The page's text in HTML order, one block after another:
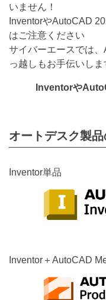
いません！
InventorやAutoCAD
はご注意ください
サイバーエースでは、
っ越しもお手伝いしま
Inventorや
オートデスク製
Inventor単品
Inventor＋AutoCAD